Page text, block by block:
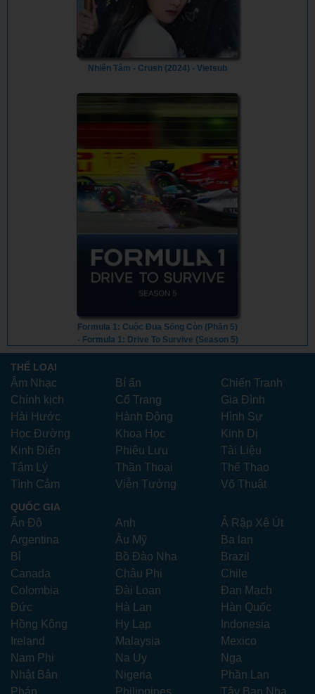
Nhiên Tâm - Crush (2024) - Vietsub
Formula 1: Cuộc Đua Sống Còn (Phần 5)
- Formula 1: Drive To Survive (Season 5)
(2023) - Vietsub
THỂ LOẠI
Âm Nhạc Bí ẩn
Chiến Tranh
Chính kịch
Cổ Trang
Gia Đình
Hài Hước
Hành Động
Hình Sự
Học Đường
Khoa Học
Kinh Dị
Kinh Điển
Phiêu Lưu
Tài Liệu
Tâm Lý
Thần Thoại
Thể Thao
Tình Cảm
Viễn Tưởng Võ Thuật
QUỐC GIA
Ấn Độ Anh
Ả Rập Xê Út
Argentina
Âu Mỹ
Ba lan
Bỉ
Bồ Đào Nha
Brazil
Canada
Châu Phi
Chile
Colombia
Đài Loan
Đan Mạch
Đức
Hà Lan
Hàn Quốc
Hồng Kông
Hy Lạp
Indonesia
Ireland
Malaysia
Mexico
Nam Phi
Na Uy
Nga
Nhật Bản
Nigeria
Phần Lan
Pháp
Philippines Tây Ban Nha